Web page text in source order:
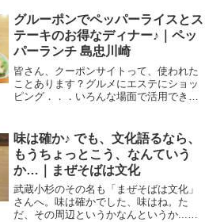
グルーポンでペッパーライスとス
テーキのお得なディナー♪｜ペッ
パーランチ 島忠川崎
皆さん、クーポンサイトって、使われた
ことあります？グルメにエステにショッ
ピング．．．いろんな場面で活用できる
んなクーポンサイトの一つ、グルーポン
を見ていたら、お得なクー...
味は確か♪ でも、文化語るなら、
もうちょっとこう、なんていう
か…｜まぜそばは文化
武蔵小杉のその名も「まぜそばは文化」
さんへ。味は確かでした、味はね。た
だ、その周辺というかなんというか...モ